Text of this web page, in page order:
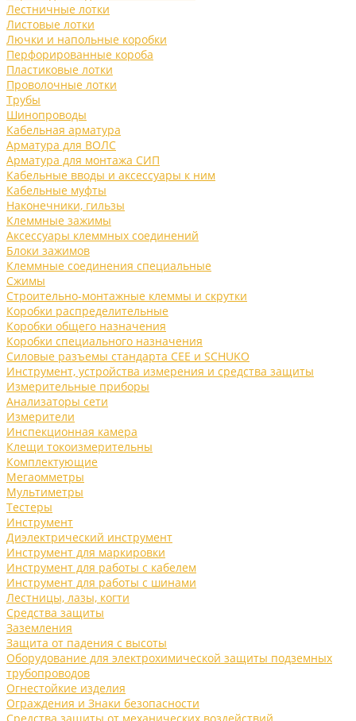
Лестничные лотки
Листовые лотки
Лючки и напольные коробки
Перфорированные короба
Пластиковые лотки
Проволочные лотки
Трубы
Шинопроводы
Кабельная арматура
Арматура для ВОЛС
Арматура для монтажа СИП
Кабельные вводы и аксессуары к ним
Кабельные муфты
Наконечники, гильзы
Клеммные зажимы
Аксессуары клеммных соединений
Блоки зажимов
Клеммные соединения специальные
Сжимы
Строительно-монтажные клеммы и скрутки
Коробки распределительные
Коробки общего назначения
Коробки специального назначения
Силовые разъемы стандарта CEE и SCHUKO
Инструмент, устройства измерения и средства защиты
Измерительные приборы
Анализаторы сети
Измерители
Инспекционная камера
Клещи токоизмерительны
Комплектующие
Мегаомметры
Мультиметры
Тестеры
Инструмент
Диэлектрический инструмент
Инструмент для маркировки
Инструмент для работы с кабелем
Инструмент для работы с шинами
Лестницы, лазы, когти
Средства защиты
Заземления
Защита от падения с высоты
Оборудование для электрохимической защиты подземных
трубопроводов
Огнестойкие изделия
Ограждения и Знаки безопасности